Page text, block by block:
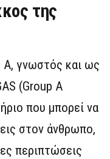
της
Α, γνωστός και ως
(Group A
που μπορεί να
στον άνθρωπο,
περιπτώσεις